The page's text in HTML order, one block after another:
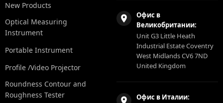
New Products
Optical Measuring
Instrument
Portable Instrument
Profile /Video Projector
Roundness Contour and
Roughness Tester
Офис в
Великобритании:
Unit G3 Little Heath
Industrial Estate Coventry
West Midlands CV6 7ND
United Kingdom
Офис в Италии: